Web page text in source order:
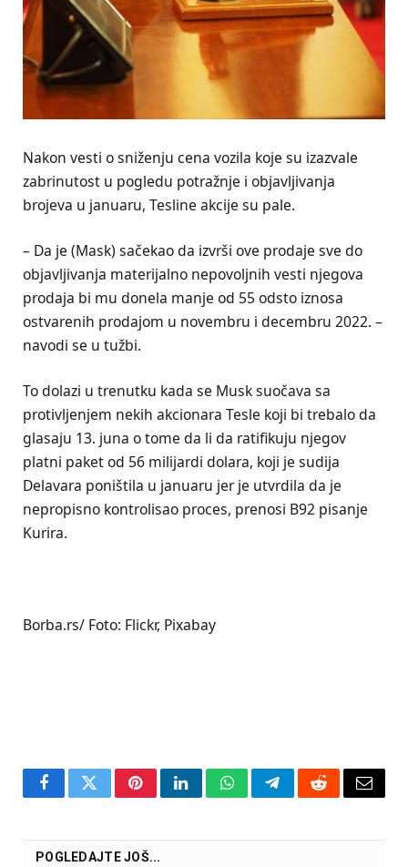
Nakon vesti o sniženju cena vozila koje su izazvale
zabrinutost u pogledu potražnje i objavljivanja
brojeva u januaru, Tesline akcije su pale.
– Da je (Mask) sačekao da izvrši ove prodaje sve do
objavljivanja materijalno nepovoljnih vesti njegova
prodaja bi mu donela manje od 55 odsto iznosa
ostvarenih prodajom u novembru i decembru 2022. –
navodi se u tužbi.
To dolazi u trenutku kada se Musk suočava sa
protivljenjem nekih akcionara Tesle koji bi trebalo da
glasaju 13. juna o tome da li da ratifikuju njegov
platni paket od 56 milijardi dolara, koji je sudija
Delavara poništila u januaru jer je utvrdila da je
nepropisno kontrolisao proces, prenosi B92 pisanje
Kurira.
Borba.rs/ Foto: Flickr, Pixabay
FacebookTwitterPinterestLinkedInWhatsAppTelegramRedditEmail
POGLEDAJTE JOŠ...